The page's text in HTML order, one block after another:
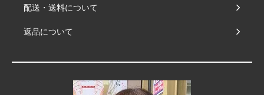
配送・送料について
返品について